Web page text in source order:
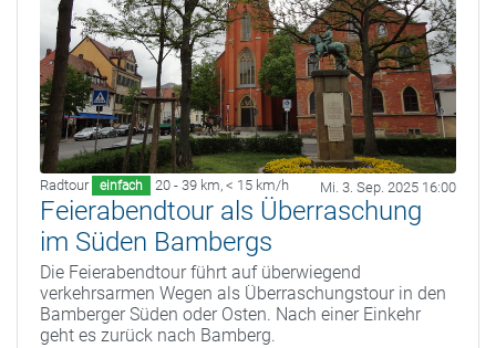
Radtour einfach 20 - 39 km, < 15 km/h Mi. 3. Sep. 2025 16:00
Feierabendtour als Überraschung
im Süden Bambergs
Die Feierabendtour führt auf überwiegend
verkehrsarmen Wegen als Überraschungstour in den
Bamberger Süden oder Osten. Nach einer Einkehr
geht es zurück nach Bamberg.